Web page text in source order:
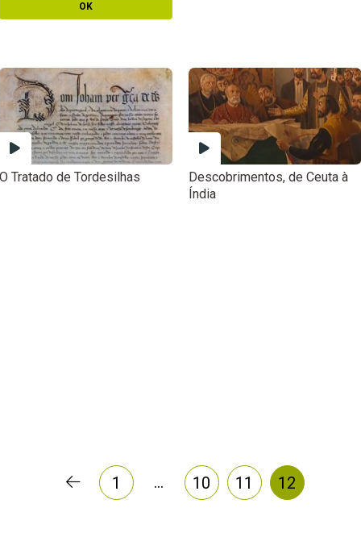
OK
O Tratado de Tordesilhas
Descobrimentos, de Ceuta à
Índia
1 … 10 11 12